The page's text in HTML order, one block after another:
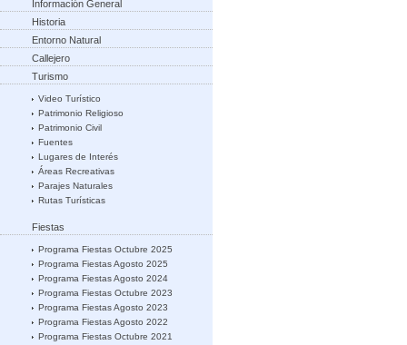
Información General
Historia
Entorno Natural
Callejero
Turismo
Video Turístico
Patrimonio Religioso
Patrimonio Civil
Fuentes
Lugares de Interés
Áreas Recreativas
Parajes Naturales
Rutas Turísticas
Fiestas
Programa Fiestas Octubre 2025
Programa Fiestas Agosto 2025
Programa Fiestas Agosto 2024
Programa Fiestas Octubre 2023
Programa Fiestas Agosto 2023
Programa Fiestas Agosto 2022
Programa Fiestas Octubre 2021